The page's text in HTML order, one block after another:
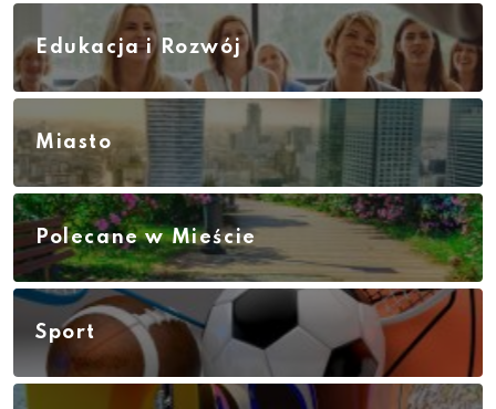
Edukacja i Rozwój
Miasto
Polecane w Mieście
Sport